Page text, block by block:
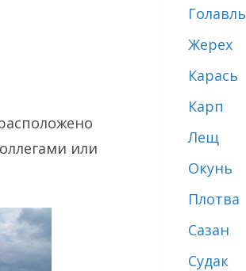
или
Голавль
Жерех
Карась
Карп
Лещ
Окунь
Плотва
Сазан
Судак